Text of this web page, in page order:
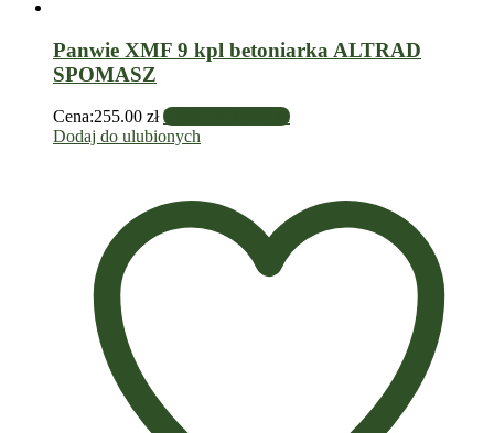
Panwie XMF 9 kpl betoniarka ALTRAD
SPOMASZ
Cena:255.00 zł Dodaj do koszyka
Dodaj do ulubionych